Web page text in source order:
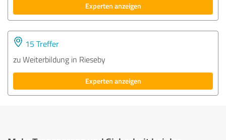
Experten anzeigen
15 Treffer
zu Weiterbildung in Rieseby
Experten anzeigen